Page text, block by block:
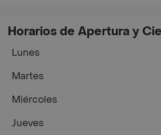
Horarios de Apertura y
Lunes
Martes
Miércoles
Jueves